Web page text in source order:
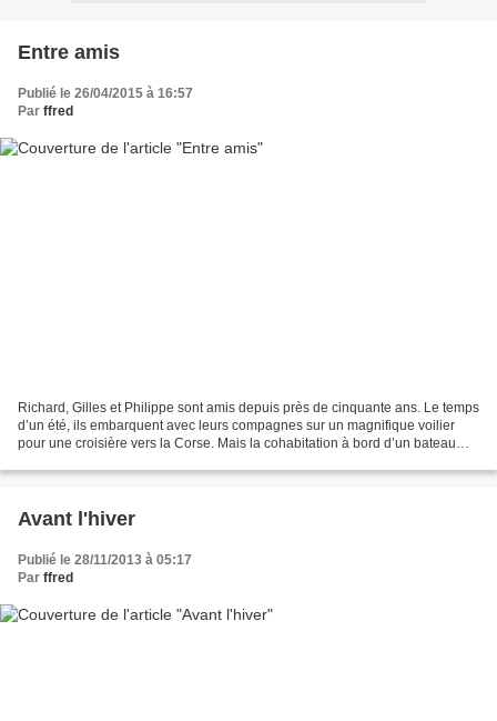
Entre amis
Publié le 26/04/2015 à 16:57
Par ffred
Richard, Gilles et Philippe sont amis depuis près de cinquante ans. Le temps
d’un été, ils embarquent avec leurs compagnes sur un magnifique voilier
pour une croisière vers la Corse. Mais la cohabitation à bord d’un bateau
Avant l'hiver
Publié le 28/11/2013 à 05:17
Par ffred